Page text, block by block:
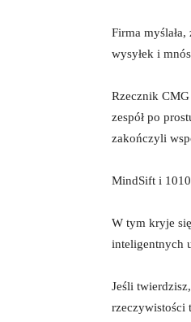
Firma
wysyłek i
Rzecznik
zespół po
zakończyli
MindSift i
W tym kryje
inteligentnych
Jeśli
rzeczywistości